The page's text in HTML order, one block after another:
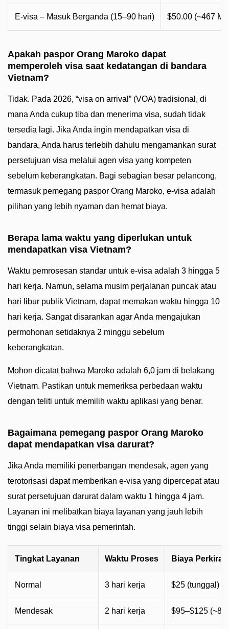
E-visa – Masuk Berganda (15–90 hari) $50.00 (~467
Apakah paspor Orang Maroko dapat
memperoleh visa saat kedatangan di bandara
Vietnam?
Tidak. Pada 2026, “visa on arrival” (VOA) tradisional, di
mana Anda cukup tiba dan menerima visa, sudah tidak
tersedia lagi. Jika Anda ingin mendapatkan visa di
bandara, Anda harus terlebih dahulu mengamankan surat
persetujuan visa melalui agen visa yang kompeten
sebelum keberangkatan. Bagi sebagian besar pelancong,
termasuk pemegang paspor Orang Maroko, e-visa adalah
pilihan yang lebih nyaman dan hemat biaya.
Berapa lama waktu yang diperlukan untuk
mendapatkan visa Vietnam?
Waktu pemrosesan standar untuk e-visa adalah 3 hingga 5
hari kerja. Namun, selama musim perjalanan puncak atau
hari libur publik Vietnam, dapat memakan waktu hingga 10
hari kerja. Sangat disarankan agar Anda mengajukan
permohonan setidaknya 2 minggu sebelum
keberangkatan.
Mohon dicatat bahwa Maroko adalah 6,0 jam di belakang
Vietnam. Pastikan untuk memeriksa perbedaan waktu
dengan teliti untuk memilih waktu aplikasi yang benar.
Bagaimana pemegang paspor Orang Maroko
dapat mendapatkan visa darurat?
Jika Anda memiliki penerbangan mendesak, agen yang
terotorisasi dapat memberikan e-visa yang dipercepat atau
surat persetujuan darurat dalam waktu 1 hingga 4 jam.
Layanan ini melibatkan biaya layanan yang jauh lebih
tinggi selain biaya visa pemerintah.
Tingkat Layanan Waktu Proses Biaya
Normal 3 hari kerja $25 (tunggal) /
Mendesak 2 hari kerja $95–$125